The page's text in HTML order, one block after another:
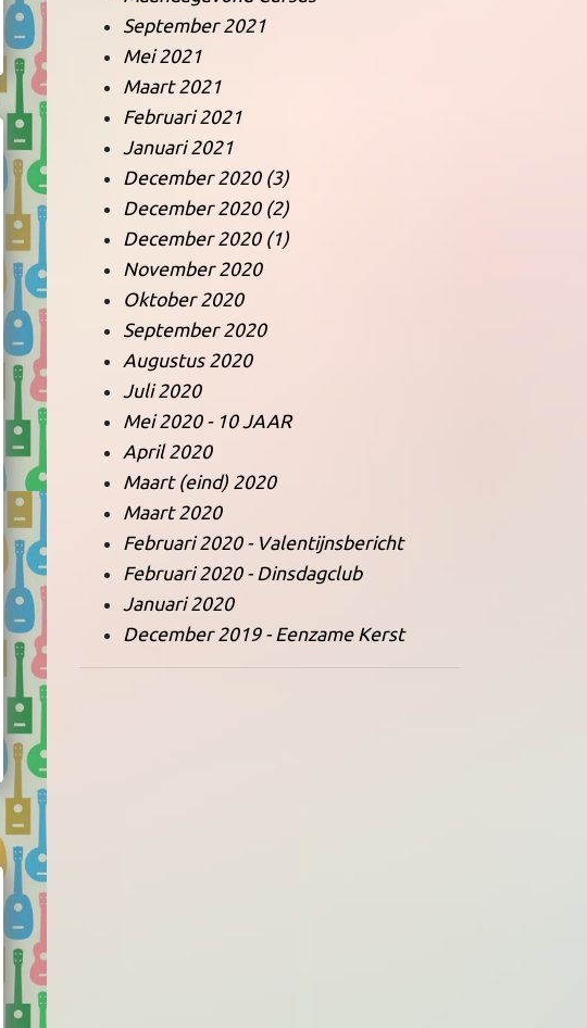
September 2021
Mei 2021
Maart 2021
Februari 2021
Januari 2021
December 2020 (3)
December 2020 (2)
December 2020 (1)
November 2020
Oktober 2020
September 2020
Augustus 2020
Juli 2020
Mei 2020 - 10 JAAR
April 2020
Maart (eind) 2020
Maart 2020
Februari 2020 - Valentijnsbericht
Februari 2020 - Dinsdagclub
Januari 2020
December 2019 - Eenzame Kerst